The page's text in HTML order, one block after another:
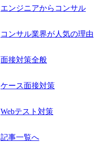
エンジニアからコンサル
コンサル業界が人気の理由
面接対策全般
ケース面接対策
Webテスト対策
記事一覧へ